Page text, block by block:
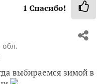
1 Спасибо!
обл.
выбираемся зимой в